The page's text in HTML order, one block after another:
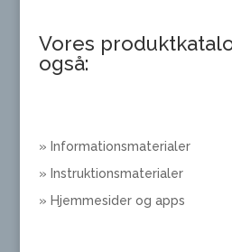
Vores
også:
» Informationsmaterialer
» Instruktionsmaterialer
» Hjemmesider og apps